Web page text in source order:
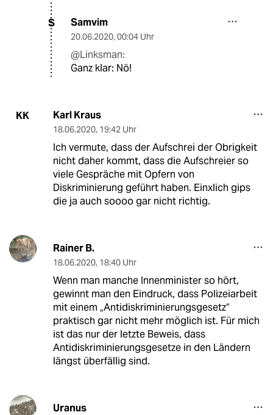
S Samvim
20.06.2020, 00:04 Uhr
@Linksman:
Ganz klar: Nö!
KK Karl Kraus
18.06.2020, 19:42 Uhr
Ich vermute, dass der Aufschrei der Obrigkeit
nicht daher kommt, dass die Aufschreier so
viele Gespräche mit Opfern von
Diskriminierung geführt haben. Einxlich gips
die ja auch soooo gar nicht richtig.
Rainer B.
18.06.2020, 18:40 Uhr
Wenn man manche Innenminister so hört,
gewinnt man den Eindruck, dass Polizeiarbeit
mit einem „Antidiskriminierungsgesetz“
praktisch gar nicht mehr möglich ist. Für mich
ist das nur der letzte Beweis, dass
Antidiskriminierungsgesetze in den Ländern
längst überfällig sind.
Uranus